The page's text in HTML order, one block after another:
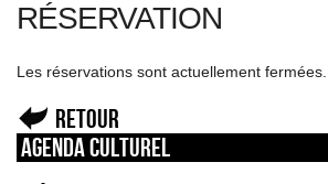
RÉSERVATION
Les réservations sont actuellement fermées.
Retour
Agenda culturel